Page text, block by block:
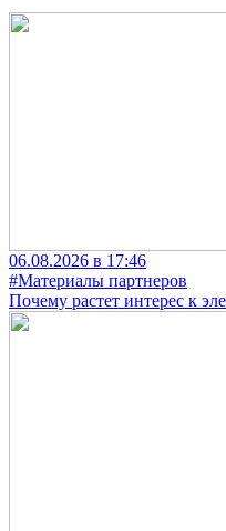
06.08.2026 в 17:46
#Материалы партнеров
Почему растет интерес к